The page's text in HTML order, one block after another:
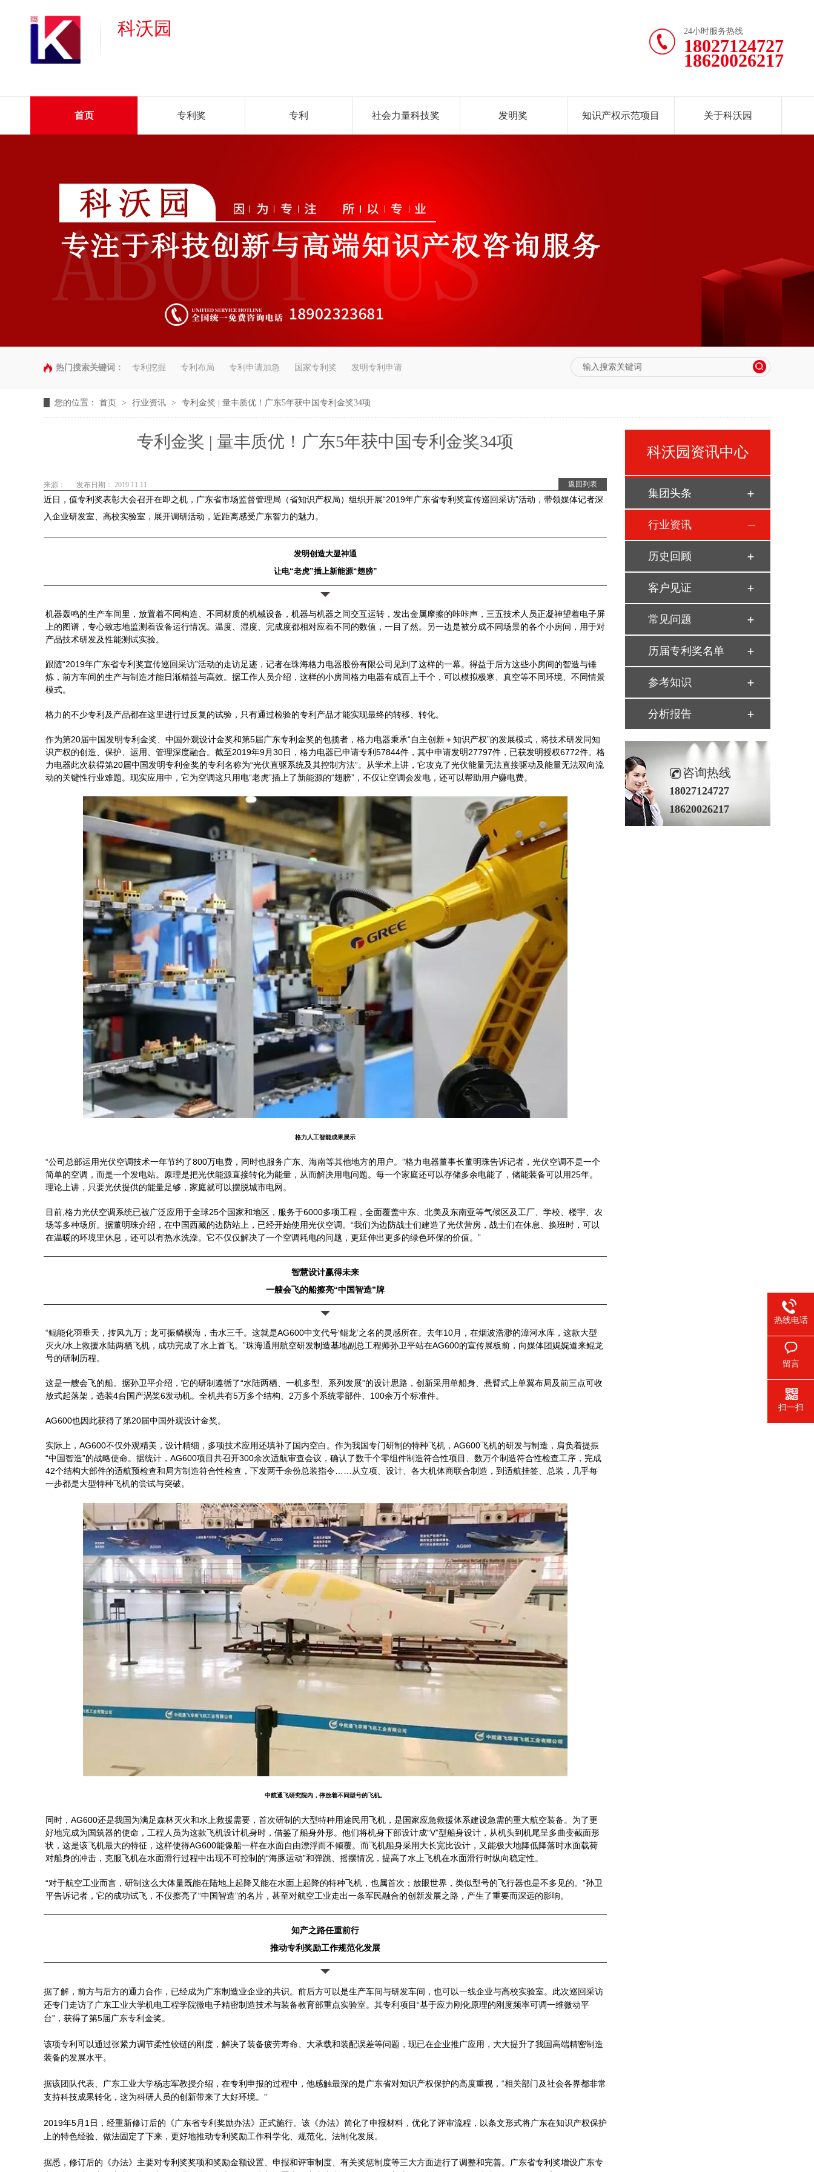
24小时服务热线
18027124727
18620026217
科沃园
首页 专利奖 专利 社会力量科技奖 发明奖 知识产权示范项目 关于科沃园
热门搜索关键词： 专利挖掘 专利布局 专利申请加急 国家专利奖 发明专利申请
您的位置： 首页 > 行业资讯 > 专利金奖 | 量丰质优！广东5年获中国专利金奖34项
专利金奖 | 量丰质优！广东5年获中国专利金奖34项
返回列表
来源： 发布日期： 2019.11.11
近日，值专利奖表彰大会召开在即之机，广东省市场监督管理局（省知识产权局）组织开展“2019年广东省专利奖宣传巡回采访”活动，带领媒体记者深
入企业研发室、高校实验室，展开调研活动，近距离感受广东智力的魅力。
发明创造大显神通
让电“老虎”插上新能源“翅膀”
机器轰鸣的生产车间里，放置着不同构造、不同材质的机械设备，机器与机器之间交互运转，发出金属摩擦的咔咔声，三五技术人员正凝神望着电子屏
上的图谱，专心致志地监测着设备运行情况。温度、湿度、完成度都相对应着不同的数值，一目了然。另一边是被分成不同场景的各个小房间，用于对
产品技术研发及性能测试实验。
跟随“2019年广东省专利奖宣传巡回采访”活动的走访足迹，记者在珠海格力电器股份有限公司见到了这样的一幕。得益于后方这些小房间的智造与锤
炼，前方车间的生产与制造才能日渐精益与高效。据工作人员介绍，这样的小房间格力电器有成百上千个，可以模拟极寒、真空等不同环境、不同情景
模式。
格力的不少专利及产品都在这里进行过反复的试验，只有通过检验的专利产品才能实现最终的转移、转化。
作为第20届中国发明专利金奖、中国外观设计金奖和第5届广东专利金奖的包揽者，格力电器秉承“自主创新＋知识产权”的发展模式，将技术研发同知
识产权的创造、保护、运用、管理深度融合。截至2019年9月30日，格力电器已申请专利57844件，其中申请发明27797件，已获发明授权6772件。格
力电器此次获得第20届中国发明专利金奖的专利名称为“光伏直驱系统及其控制方法”。从学术上讲，它攻克了光伏能量无法直接驱动及能量无法双向流
动的关键性行业难题。现实应用中，它为空调这只用电“老虎”插上了新能源的“翅膀”，不仅让空调会发电，还可以帮助用户赚电费。
格力人工智能成果展示
“公司总部运用光伏空调技术一年节约了800万电费，同时也服务广东、海南等其他地方的用户。”格力电器董事长董明珠告诉记者，光伏空调不是一个
简单的空调，而是一个发电站。原理是把光伏能源直接转化为能量，从而解决用电问题。每一个家庭还可以存储多余电能了，储能装备可以用25年。
理论上讲，只要光伏提供的能量足够，家庭就可以摆脱城市电网。
目前,格力光伏空调系统已被广泛应用于全球25个国家和地区，服务于6000多项工程，全面覆盖中东、北美及东南亚等气候区及工厂、学校、楼宇、农
场等多种场所。据董明珠介绍，在中国西藏的边防站上，已经开始使用光伏空调。“我们为边防战士们建造了光伏营房，战士们在休息、换班时，可以
在温暖的环境里休息，还可以有热水洗澡。它不仅仅解决了一个空调耗电的问题，更延伸出更多的绿色环保的价值。”
智慧设计赢得未来
一艘会飞的船擦亮“中国智造”牌
“鲲能化羽垂天，抟风九万；龙可振鳞横海，击水三千。这就是AG600中文代号‘鲲龙’之名的灵感所在。去年10月，在烟波浩渺的漳河水库，这款大型
灭火/水上救援水陆两栖飞机，成功完成了水上首飞。”珠海通用航空研发制造基地副总工程师孙卫平站在AG600的宣传展板前，向媒体团娓娓道来鲲龙
号的研制历程。
这是一艘会飞的船。据孙卫平介绍，它的研制遵循了“水陆两栖、一机多型、系列发展”的设计思路，创新采用单船身、悬臂式上单翼布局及前三点可收
放式起落架，选装4台国产涡桨6发动机。全机共有5万多个结构、2万多个系统零部件、100余万个标准件。
AG600也因此获得了第20届中国外观设计金奖。
实际上，AG600不仅外观精美，设计精细，多项技术应用还填补了国内空白。作为我国专门研制的特种飞机，AG600飞机的研发与制造，肩负着提振
“中国智造”的战略使命。据统计，AG600项目共召开300余次适航审查会议，确认了数千个零组件制造符合性项目、数万个制造符合性检查工序，完成
42个结构大部件的适航预检查和局方制造符合性检查，下发两千余份总装指令……从立项、设计、各大机体商联合制造，到适航挂签、总装，几乎每
一步都是大型特种飞机的尝试与突破。
中航通飞研究院内，停放着不同型号的飞机。
同时，AG600还是我国为满足森林灭火和水上救援需要，首次研制的大型特种用途民用飞机，是国家应急救援体系建设急需的重大航空装备。为了更
好地完成为国筑器的使命，工程人员为这款飞机设计机身时，借鉴了船身外形。他们将机身下部设计成“V”型船身设计，从机头到机尾呈多曲变截面形
状，这是该飞机最大的特征，这样使得AG600能像船一样在水面自由漂浮而不倾覆。而飞机船身采用大长宽比设计，又能极大地降低降落时水面载荷
对船身的冲击，克服飞机在水面滑行过程中出现不可控制的“海豚运动”和弹跳、摇摆情况，提高了水上飞机在水面滑行时纵向稳定性。
“对于航空工业而言，研制这么大体量既能在陆地上起降又能在水面上起降的特种飞机，也属首次；放眼世界，类似型号的飞行器也是不多见的。”孙卫
平告诉记者，它的成功试飞，不仅擦亮了“中国智造”的名片，甚至对航空工业走出一条军民融合的创新发展之路，产生了重要而深远的影响。
知产之路任重前行
推动专利奖励工作规范化发展
据了解，前方与后方的通力合作，已经成为广东制造业企业的共识。前后方可以是生产车间与研发车间，也可以一线企业与高校实验室。此次巡回采访
还专门走访了广东工业大学机电工程学院微电子精密制造技术与装备教育部重点实验室。其专利项目“基于应力刚化原理的刚度频率可调一维微动平
台”，获得了第5届广东专利金奖。
该项专利可以通过张紧力调节柔性铰链的刚度，解决了装备疲劳寿命、大承载和装配误差等问题，现已在企业推广应用，大大提升了我国高端精密制造
装备的发展水平。
据该团队代表、广东工业大学杨志军教授介绍，在专利申报的过程中，他感触最深的是广东省对知识产权保护的高度重视，“相关部门及社会各界都非常
支持科技成果转化，这为科研人员的创新带来了大好环境。”
2019年5月1日，经重新修订后的《广东省专利奖励办法》正式施行。该《办法》简化了申报材料，优化了评审流程，以条文形式将广东在知识产权保护
上的特色经验、做法固定了下来，更好地推动专利奖励工作科学化、规范化、法制化发展。
据悉，修订后的《办法》主要对专利奖奖项和奖励金额设置、申报和评审制度、有关奖惩制度等三大方面进行了调整和完善。广东省专利奖增设广东专
科沃园资讯中心
集团头条
行业资讯
历史回顾
客户见证
常见问题
历届专利奖名单
参考知识
分析报告
咨询热线
18027124727
18620026217
热线电话
留言
扫一扫